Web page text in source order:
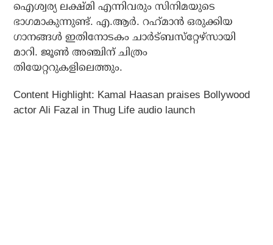
ഐശ്വര്യ ലക്ഷ്മി എന്നിവരും സിനിമയുടെ
ഭാഗമാകുന്നുണ്ട്. എ.ആര്‍. റഹ്‌മാന്‍ ഒരുക്കിയ
ഗാനങ്ങള്‍ ഇതിനോടകം ചാര്‍ട്ബസ്‌റ്റേഴ്‌സായി
മാറി. ജൂണ്‍ അഞ്ചിന് ചിത്രം
തിയേറ്ററുകളിലെത്തും.
Content Highlight: Kamal Haasan praises Bollywood
actor Ali Fazal in Thug Life audio launch